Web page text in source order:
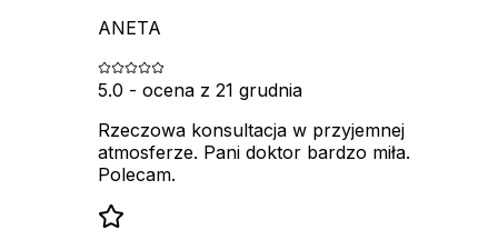
ANETA
5.0 - ocena z 21 grudnia
Rzeczowa konsultacja w przyjemnej
atmosferze. Pani doktor bardzo miła.
Polecam.